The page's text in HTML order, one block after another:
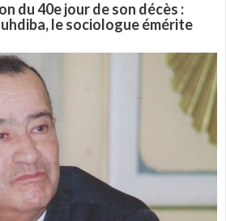
du 40e jour de son décès :
le sociologue émérite